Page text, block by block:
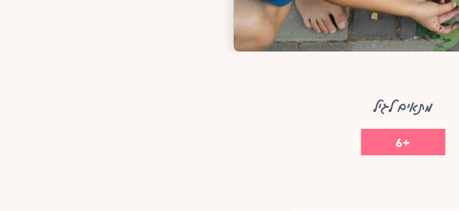
מתאים לגיל
+6